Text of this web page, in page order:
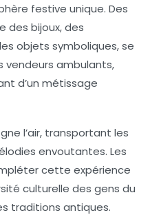
festive unique. Des
des bijoux, des
objets symboliques, se
vendeurs ambulants,
d’un métissage
l’air, transportant les
envoutantes. Les
cette expérience
culturelle des gens du
traditions antiques.